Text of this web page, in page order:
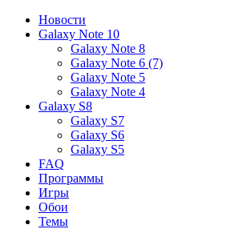
Новости
Galaxy Note 10
Galaxy Note 8
Galaxy Note 6 (7)
Galaxy Note 5
Galaxy Note 4
Galaxy S8
Galaxy S7
Galaxy S6
Galaxy S5
FAQ
Программы
Игры
Обои
Темы